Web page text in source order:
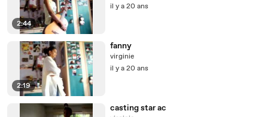
2:44
il y a 20 ans
2:19
fanny
virginie
il y a 20 ans
casting star ac